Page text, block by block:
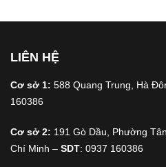
LIÊN HỆ
Cơ sở 1: 588 Quang Trung, Hà
160386
Cơ sở 2: 191 Gò Dầu, Phường
Chí Minh – SDT: 0937 160386